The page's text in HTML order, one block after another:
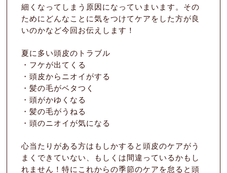
Recruit
CLOSED : Mon・3rd Sun
082-870-4170
細くなってしまう原因になっていまいます。その
ためにどんなことに気をつけてケアをした方が良
いのかなど今回お伝えします！
夏に多い頭皮のトラブル
・フケが出てくる
・頭皮からニオイがする
・髪の毛がベタつく
・頭がかゆくなる
・髪の毛がうねる
・頭のニオイが気になる
心当たりがある方はもしかすると頭皮のケアがう
まくできていない、もしくは間違っているかもし
れません！特にこれからの季節のケアを怠ると頭